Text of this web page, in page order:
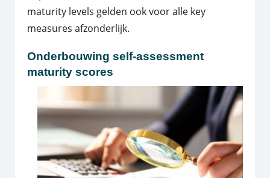
maturity levels gelden ook voor alle key
measures afzonderlijk.
Onderbouwing self-assessment
maturity scores